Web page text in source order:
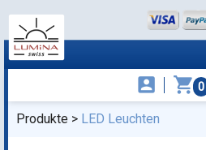
account_box shopping_cart 0
Produkte LED Leuchten